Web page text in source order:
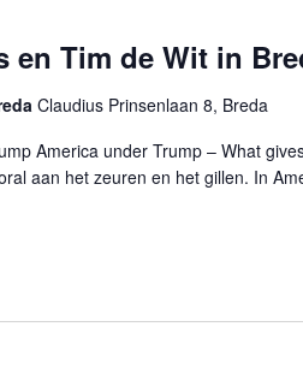
en Tim de Wit in
Claudius Prinsenlaan 8, Breda
America under Trump – What
aan het zeuren en het gillen. In